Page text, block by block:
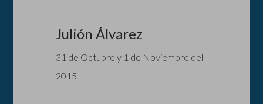
Julión Álvarez
31 de Octubre y 1 de Noviembre del
2015